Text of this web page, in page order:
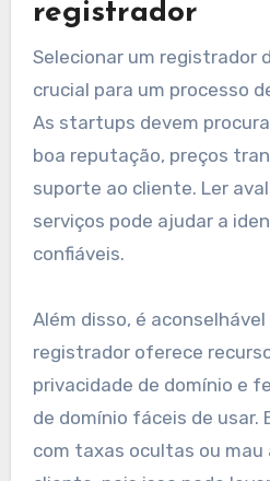
registrador
Selecionar um registrador
crucial para um processo
As startups devem
boa reputação, preços
suporte ao cliente. Ler
serviços pode ajudar a
confiáveis.
Além disso, é
registrador oferece
privacidade de domínio e
de domínio fáceis de usar.
com taxas ocultas ou